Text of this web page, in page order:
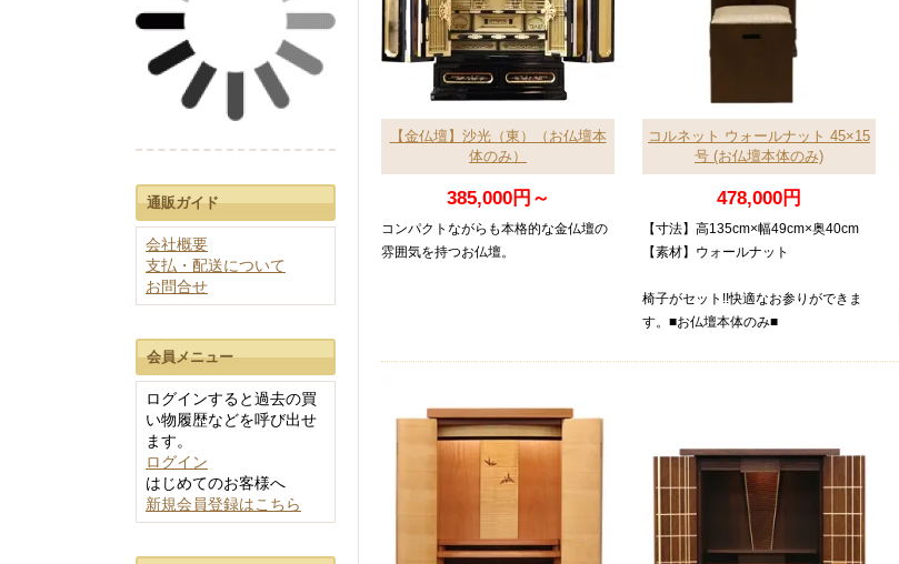
【金仏壇】沙光（東）（お仏壇本
体のみ）
385,000円～
コンパクトながらも本格的な金仏壇の
雰囲気を持つお仏壇。
コルネット ウォールナット 45×15
号 (お仏壇本体のみ)
478,000円
【寸法】高135cm×幅49cm×奥40cm
【素材】ウォールナット
椅子がセット!!快適なお参りができま
す。■お仏壇本体のみ■
三善堂スタンダード
極上の逸品
モダンスタイル
個性的なデザイン
銘木唐木位牌
上品な木目
10～20万円
10万円未満
40cm未満
40～50cm
50～60cm
60cm以上
60cm未満
60～100cm
100～140cm
140cm以上
通販ガイド
会社概要
支払・配送について
お問合せ
会員メニュー
ログインすると過去の買
い物履歴などを呼び出せ
ます。
ログイン
はじめてのお客様へ
新規会員登録はこちら